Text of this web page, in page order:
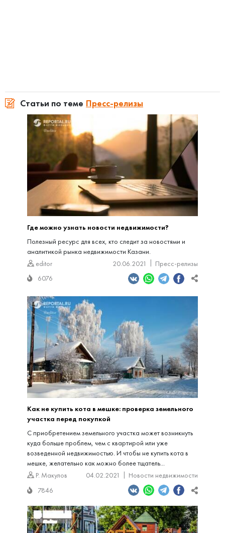
Статьи по теме Пресс-релизы
Где можно узнать новости недвижимости?
Полезный ресурс для всех, кто следит за новостями и
аналитикой рынка недвижимости Казани.
editor
20.06.2021
Пресс-релизы
6076
Как не купить кота в мешке: проверка земельного
участка перед покупкой
С приобретением земельного участка может возникнуть
куда больше проблем, чем с квартирой или уже
возведенной недвижимостью. И чтобы не купить кота в
мешке, желательно как можно более тщатель...
Р. Макулов
04.02.2021
Новости недвижимости
7846